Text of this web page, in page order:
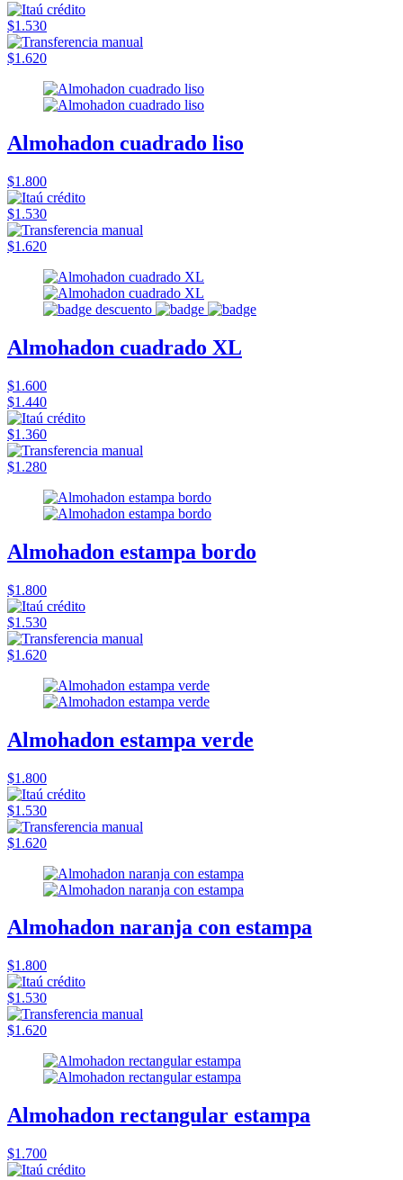
$1.530
$1.620
Almohadon cuadrado liso
$1.800
$1.530
$1.620
Almohadon cuadrado XL
$1.600
$1.440
$1.360
$1.280
Almohadon estampa bordo
$1.800
$1.530
$1.620
Almohadon estampa verde
$1.800
$1.530
$1.620
Almohadon naranja con estampa
$1.800
$1.530
$1.620
Almohadon rectangular estampa
$1.700